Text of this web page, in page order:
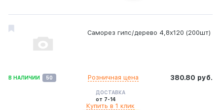
Саморез гипс/дерево 4,8х120 (200шт)
В НАЛИЧИИ 50 380.80 руб.
Розничная цена
ДОСТАВКА
от 7-14
Купить в 1 клик